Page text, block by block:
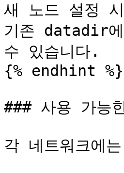
새 노드 설정
기존 datadir에
수 있습니다.
{% endhint %}
### 사용 가능
각 네트워크에